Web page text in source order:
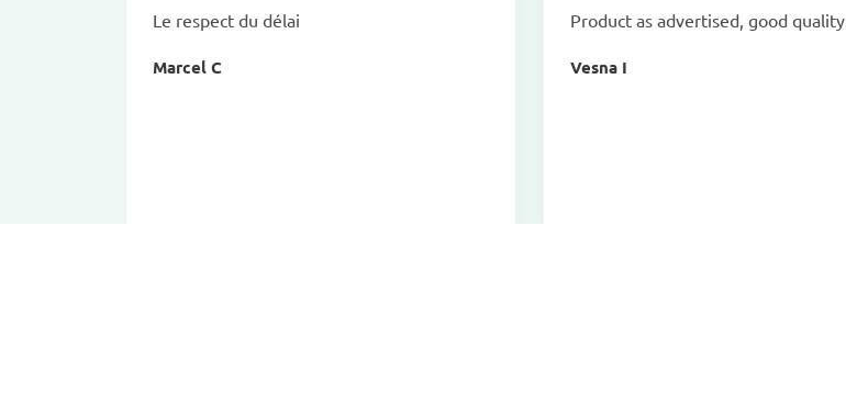
Le respect du délai
Marcel C
Product as advertised, good quality.
Vesna I